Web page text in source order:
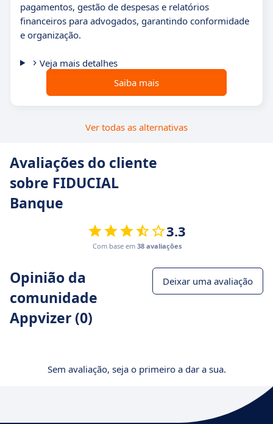
pagamentos, gestão de despesas e relatórios
financeiros para advogados, garantindo conformidade
e organização.
Veja mais detalhes
Saiba mais
Ver todas as alternativas
Avaliações do cliente
sobre FIDUCIAL
Banque
3.3
Com base em 38 avaliações
Opinião da
comunidade
Appvizer (0)
Deixar uma avaliação
Sem avaliação, seja o primeiro a dar a sua.